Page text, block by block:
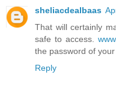
sheliacdealbaas
That will certainly
safe to access.
the password of
Reply